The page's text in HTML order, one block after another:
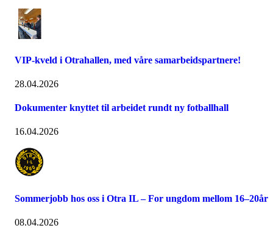
VIP-kveld i Otrahallen, med våre samarbeidspartnere!
28.04.2026
Dokumenter knyttet til arbeidet rundt ny fotballhall
16.04.2026
Sommerjobb hos oss i Otra IL – For ungdom mellom 16–20år
08.04.2026